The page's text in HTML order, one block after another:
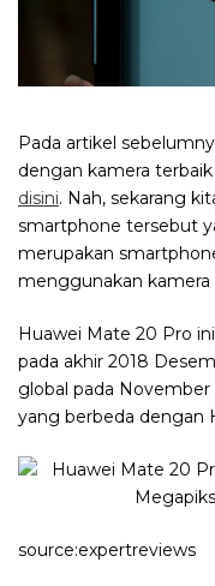
Pada artikel
dengan kamera
disini. Nah, sekarang
smartphone tersebut
merupakan
menggunakan kamera
Huawei Mate 20 Pro
pada akhir 2018
global pada November
yang berbeda dengan
source:expertreviews